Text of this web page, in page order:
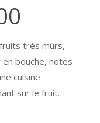
de
prix :
€ 8,50
à
très mûrs,
bouche, notes
cuisine
sur le fruit.